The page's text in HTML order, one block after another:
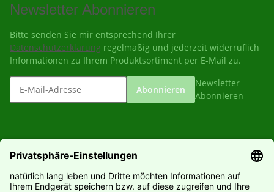
Newsletter Abonnieren
Bitte senden Sie mir entsprechend Ihrer
Datenschutzerklärung regelmäßig und jederzeit widerruflich
Informationen zu Ihrem Produktsortiment per E-Mail zu.
Abonnieren
Newsletter
Abonnieren
Informationen